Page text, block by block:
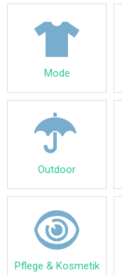
Mode
Outdoor
Pflege & Kosmetik